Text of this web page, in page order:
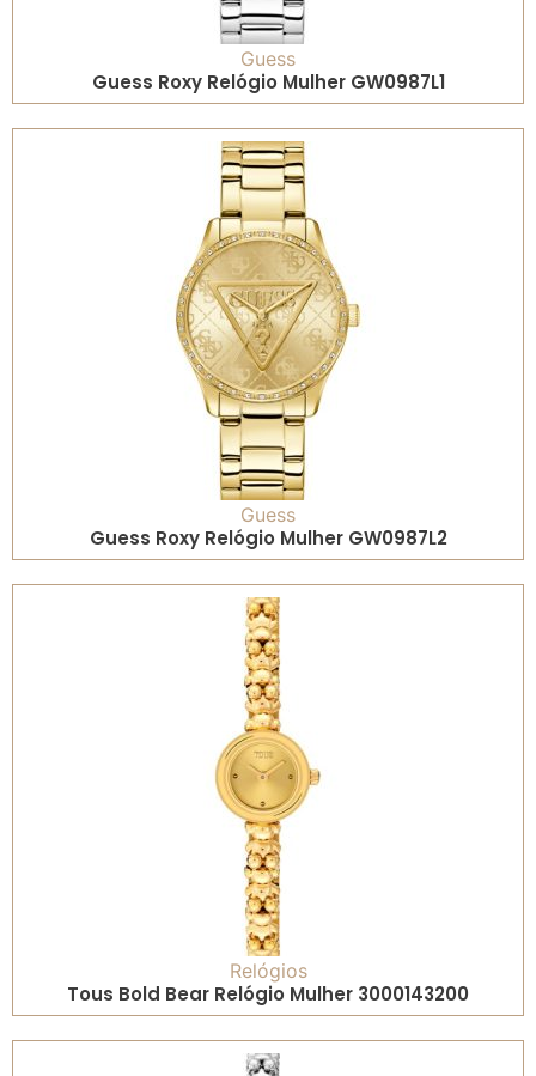
Guess
Guess Roxy Relógio Mulher GW0987L1
Guess
Guess Roxy Relógio Mulher GW0987L2
Relógios
Tous Bold Bear Relógio Mulher 3000143200